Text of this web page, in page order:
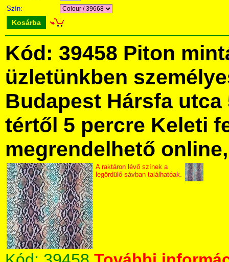
Szín:
Kosárba
Kód: 39458 Piton
üzletünkben
Budapest Hársfa utca
tértől 5 percre Keleti
megrendelhető
A raktáron lévő színek a
legördülő sávban találhatóak.